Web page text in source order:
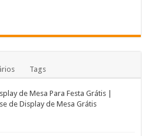
Tags
de Mesa Para Festa Grátis |
de Display de Mesa Grátis